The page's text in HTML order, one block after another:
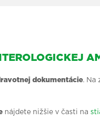
dokumentácie. Na
nájdete nižšie v časti na